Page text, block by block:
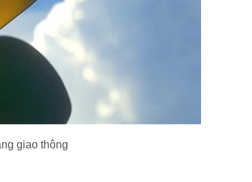
giao thông